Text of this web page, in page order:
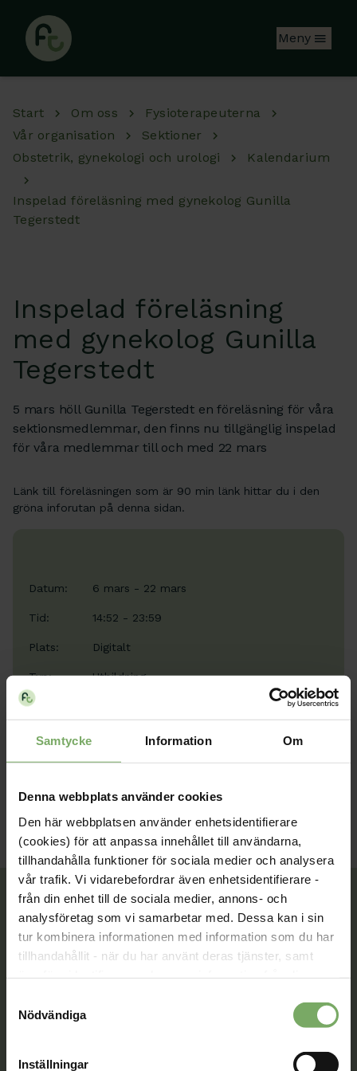
Samtycke Information Om
Denna webbplats använder cookies
Den här webbplatsen använder enhetsidentifierare
(cookies) för att anpassa innehållet till användarna,
tillhandahålla funktioner för sociala medier och analysera
vår trafik. Vi vidarebefordrar även enhetsidentifierare -
från din enhet till de sociala medier, annons- och
analysföretag som vi samarbetar med. Dessa kan i sin
tur kombinera informationen med information som du har
tillhandahållit - när du har använt deras tjänster, samt
området. Du godkänner våra cookies vid fortsatt
Nödvändiga
Inställningar
Meny
Start Om oss
Fysioterapeuterna
Vår organisation
Sektioner
Obstetrik, gynekologi och urologi
Kalendarium
Inspelad föreläsning med gynekolog Gunilla
Tegerstedt
Datum: 6 mars - 22 mars
Tid: 14:52 - 23:59
Plats: Digitalt
Typ: Utbildning
Arrangör:
Inspelad föreläsning
med gynekolog Gunilla
Tegerstedt
5 mars höll Gunilla Tegerstedt en föreläsning för våra
sektionsmedlemmar, den finns nu tillgänglig inspelad
för våra medlemmar till och med 22 mars
Länk till föreläsningen som är 90 min länk hittar du i den
gröna inforutan på denna sidan.
Tillsammans rör vi oss framåt. Du är en viktig del
av vår rörelse.
Kontakt